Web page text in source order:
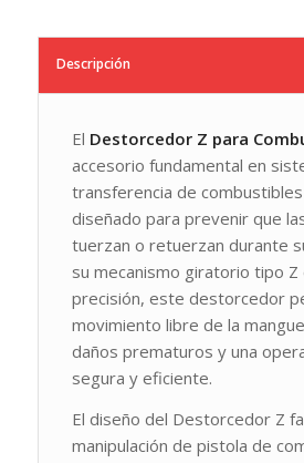
Descripción
El Destorcedor Z para
accesorio fundamental en
transferencia de
diseñado para prevenir que
tuerzan o retuerzan durante
su mecanismo giratorio tipo Z
precisión, este destorcedor
movimiento libre de la
daños prematuros y una
segura y eficiente.
El diseño del Destorcedor Z
manipulación de pistola de